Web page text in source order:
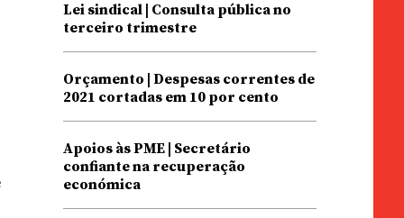
Lei sindical | Consulta pública no
terceiro trimestre
Orçamento | Despesas correntes de
2021 cortadas em 10 por cento
Apoios às PME | Secretário
confiante na recuperação
económica